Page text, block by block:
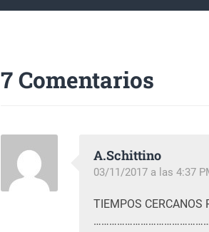
7 Comentarios
A.Schittino
03/11/2017 a las 4:37
TIEMPOS CERCANOS